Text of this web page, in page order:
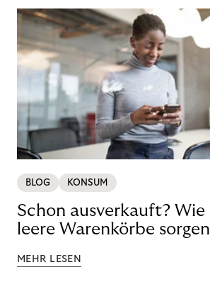
BLOG KONSUM
Schon ausverkauft?
leere Warenkörbe
MEHR LESEN